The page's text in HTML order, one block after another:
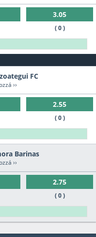
3.05
( 0 )
FC
››
2.55
( 0 )
Barinas
››
2.75
( 0 )